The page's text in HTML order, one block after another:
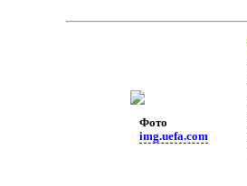
Фото
img.uefa.com